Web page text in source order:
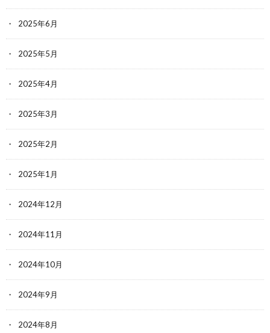
2025年6月
2025年5月
2025年4月
2025年3月
2025年2月
2025年1月
2024年12月
2024年11月
2024年10月
2024年9月
2024年8月